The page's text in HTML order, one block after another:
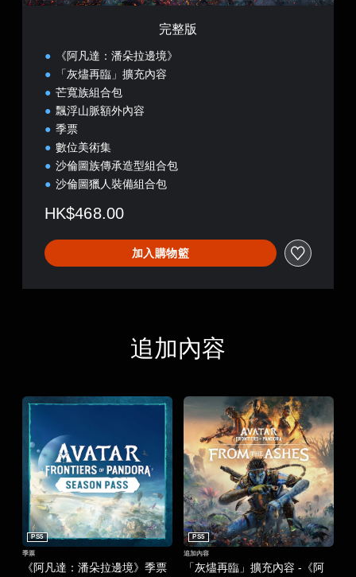
完整版
《阿凡達：潘朵拉邊境》
「灰燼再臨」擴充內容
芒寬族組合包
飄浮山脈額外內容
季票
數位美術集
沙倫圖族傳承造型組合包
沙倫圖獵人裝備組合包
HK$468.00
加入購物籃
追加內容
《阿凡達：潘朵拉邊境》季票
PS5
季票
「灰燼再臨」擴充內容 -《阿
PS5
追加內容